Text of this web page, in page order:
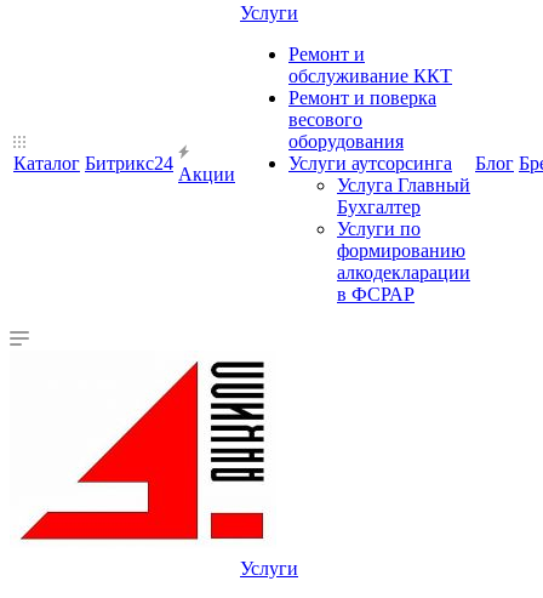
Каталог Битрикс24
Акции
Услуги
Ремонт и
обслуживание ККТ
Ремонт и поверка
весового
оборудования
Услуги аутсорсинга
Услуга Главный
Бухгалтер
Услуги по
формированию
алкодекларации
в ФСРАР
Блог
Услуги